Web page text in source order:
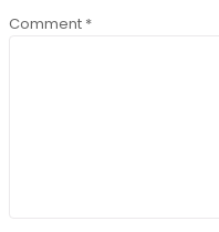
Comment *